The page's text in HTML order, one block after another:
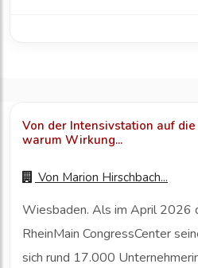
Von der Intensivstation auf
warum Wirkung...
Von Marion Hirschbach...
Wiesbaden. Als im April 2026
RheinMain CongressCenter
sich rund 17.000